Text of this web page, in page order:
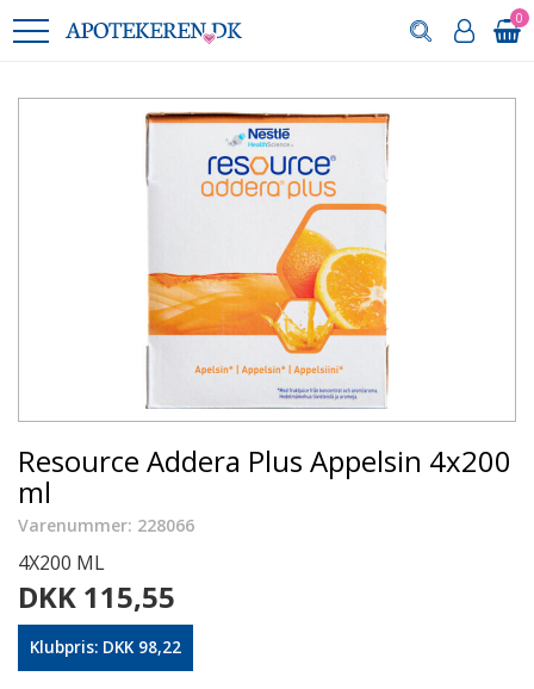
0
Resource Addera Plus Appelsin 4x200
ml
Varenummer: 228066
4X200 ML
DKK 115,55
Klubpris: DKK 98,22